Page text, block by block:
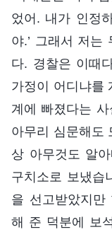
었어. 내가 인정
야.’ 그래서 저는
다. 경찰은 이때
가정이 어디냐를
계에 빠졌다는
아무리 심문해도
상 아무것도 알
구치소로 보냈습
을 선고받았지만
해 준 덕분에 보